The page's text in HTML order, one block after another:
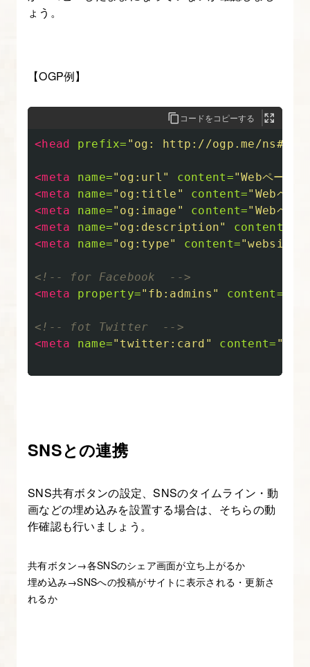
ょう。
【OGP例】
コードをコピーする
<head prefix= "og: http://ogp.me/ns#"
<meta name="og:url" content="Webページ
<meta
name="og:title" content="Webペー
<meta
name="og:image" content="Webペー
<meta
name="og:description" content=
<meta
name="og:type" content="website
<!-- for Facebook  -->
<meta
property="fb:admins" content=
<!-- fot Twitter  -->
<meta
name="twitter:card" content= "カー
SNSとの連携
SNS共有ボタンの設定、SNSのタイムライン・動
画などの埋め込みを設置する場合は、そちらの動
作確認も行いましょう。
共有ボタン→各SNSのシェア画面が立ち上がるか
埋め込み→SNSへの投稿がサイトに表示される・更新さ
れるか